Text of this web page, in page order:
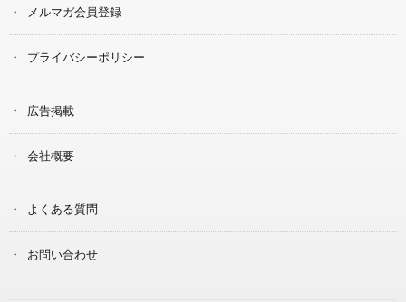
メルマガ会員登録
プライバシーポリシー
広告掲載
会社概要
よくある質問
お問い合わせ